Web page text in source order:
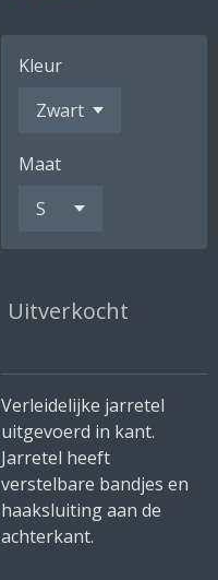
Kleur
Maat
Uitverkocht
Verleidelijke jarretel
uitgevoerd in kant.
Jarretel heeft
verstelbare bandjes en
haaksluiting aan de
achterkant.